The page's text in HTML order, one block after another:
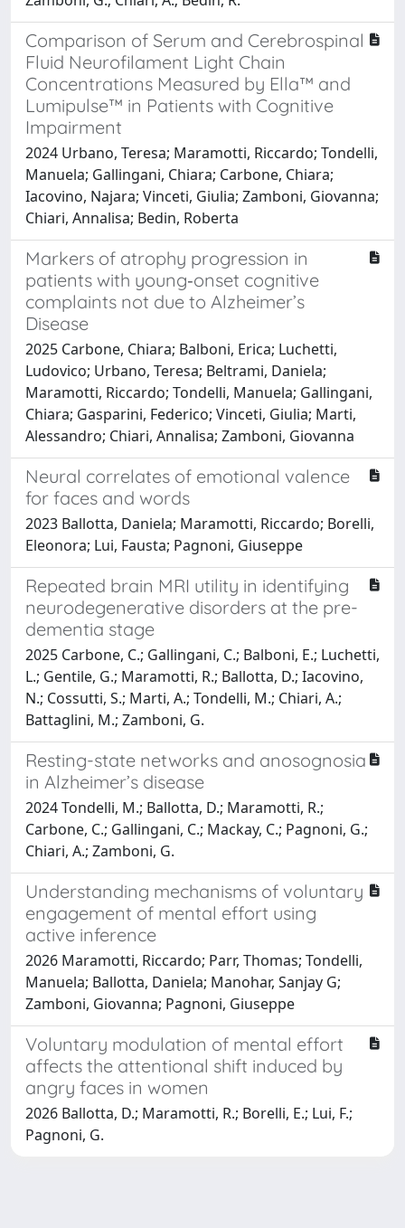
Comparison of Serum and Cerebrospinal
Fluid Neurofilament Light Chain
Concentrations Measured by Ella™ and
Lumipulse™ in Patients with Cognitive
Impairment
2024 Urbano, Teresa; Maramotti, Riccardo; Tondelli,
Manuela; Gallingani, Chiara; Carbone, Chiara;
Iacovino, Najara; Vinceti, Giulia; Zamboni, Giovanna;
Chiari, Annalisa; Bedin, Roberta
Markers of atrophy progression in
patients with young‐onset cognitive
complaints not due to Alzheimer’s
Disease
2025 Carbone, Chiara; Balboni, Erica; Luchetti,
Ludovico; Urbano, Teresa; Beltrami, Daniela;
Maramotti, Riccardo; Tondelli, Manuela; Gallingani,
Chiara; Gasparini, Federico; Vinceti, Giulia; Marti,
Alessandro; Chiari, Annalisa; Zamboni, Giovanna
Neural correlates of emotional valence
for faces and words
2023 Ballotta, Daniela; Maramotti, Riccardo; Borelli,
Eleonora; Lui, Fausta; Pagnoni, Giuseppe
Repeated brain MRI utility in identifying
neurodegenerative disorders at the pre-
dementia stage
2025 Carbone, C.; Gallingani, C.; Balboni, E.; Luchetti,
L.; Gentile, G.; Maramotti, R.; Ballotta, D.; Iacovino,
N.; Cossutti, S.; Marti, A.; Tondelli, M.; Chiari, A.;
Battaglini, M.; Zamboni, G.
Resting-state networks and anosognosia
in Alzheimer’s disease
2024 Tondelli, M.; Ballotta, D.; Maramotti, R.;
Carbone, C.; Gallingani, C.; Mackay, C.; Pagnoni, G.;
Chiari, A.; Zamboni, G.
Understanding mechanisms of voluntary
engagement of mental effort using
active inference
2026 Maramotti, Riccardo; Parr, Thomas; Tondelli,
Manuela; Ballotta, Daniela; Manohar, Sanjay G;
Zamboni, Giovanna; Pagnoni, Giuseppe
Voluntary modulation of mental effort
affects the attentional shift induced by
angry faces in women
2026 Ballotta, D.; Maramotti, R.; Borelli, E.; Lui, F.;
Pagnoni, G.